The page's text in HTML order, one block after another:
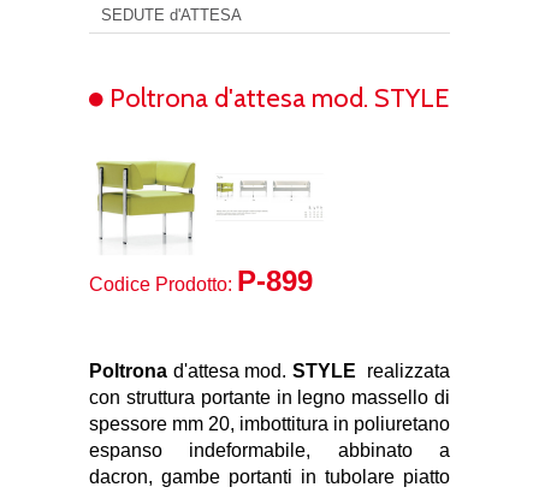
SEDUTE d'ATTESA
Poltrona d'attesa mod. STYLE
Codice Prodotto: P-899
Poltrona d'attesa mod. STYLE
realizzata
con struttura portante in legno massello di
spessore mm 20, imbottitura in poliuretano
espanso indeformabile, abbinato a
dacron, gambe portanti in tubolare piatto